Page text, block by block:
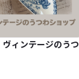
ィンテージのうつ